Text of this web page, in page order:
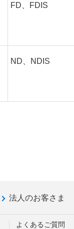
FD、FDIS
ND、NDIS
法人のお客さま
よくあるご質問